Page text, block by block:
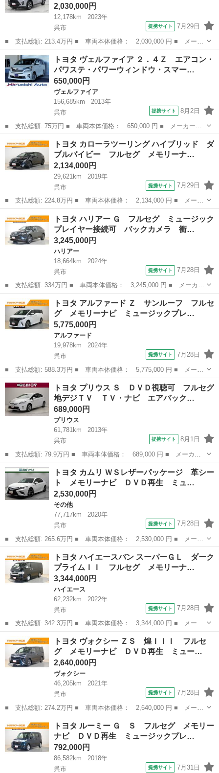
2,030,000円
12,178km
2023年
呉市
提携サイト 7月29日
■ 支払総額: 213.4万円 ■ 車両本体価格： 2,030,000 円 ■ メーカ
ー名： トヨタ ■ 車種名： ライズ ■ グレード名： Ｚ 衝突軽
減ブレ－キ サイドエアバック ワンオーナー車 キーフリ 運転席
助手席エ...
広島 呉市 トヨタ
トヨタ ヴェルファイア ２．４Ｚ エアコン・
パワステ・パワーウィンドウ・スマー…
650,000円
ヴェルファイア
156,685km
2013年
呉市
提携サイト 8月2日
■ 支払総額: 75万円 ■ 車両本体価格： 650,000 円 ■ メーカー
名： トヨタ ■ 車種名： ヴェルファイア ■ グレード名： ２．
４Ｚ エアコン・パワステ・パワーウィンドウ・スマートキー・両側
電動スライドドア...
呉市 ヴェルファイア
トヨタ カローラツーリング ハイブリッド ダ
ブルバイビー フルセグ メモリーナ…
2,134,000円
29,621km
2019年
呉市
提携サイト 7月29日
■ 支払総額: 224.8万円 ■ 車両本体価格： 2,134,000 円 ■ メーカ
ー名： トヨタ ■ 車種名： カローラツーリング ■ グレード
名： ハイブリッド ダブルバイビー フルセグ メモリーナビ ミ
ュージックプ...
呉市 トヨタ
トヨタ ハリアー Ｇ フルセグ ミュージック
プレイヤー接続可 バックカメラ 衝…
3,245,000円
ハリアー
18,664km
2024年
呉市
提携サイト 7月28日
■ 支払総額: 334万円 ■ 車両本体価格： 3,245,000 円 ■ メーカー
名： トヨタ ■ 車種名： ハリアー ■ グレード名： Ｇ フルセ
グ ミュージックプレイヤー接続可 バックカメラ 衝突被害軽減シ
ステム Ｅ...
呉市 ハリアー
トヨタ アルファード Ｚ サンルーフ フルセ
グ メモリーナビ ミュージックプレ…
5,775,000円
アルファード
19,978km
2024年
呉市
提携サイト 7月28日
■ 支払総額: 588.3万円 ■ 車両本体価格： 5,775,000 円 ■ メーカ
ー名： トヨタ ■ 車種名： アルファード ■ グレード名： Ｚ
サンルーフ フルセグ メモリーナビ ミュージックプレイヤー接続
可 後席...
広島 呉市 アルファード
トヨタ プリウス Ｓ ＤＶＤ視聴可 フルセグ
地デジＴＶ ＴＶ・ナビ エアバック…
689,000円
プリウス
61,781km
2013年
呉市
提携サイト 8月1日
■ 支払総額: 79.9万円 ■ 車両本体価格： 689,000 円 ■ メーカー
名： トヨタ ■ 車種名： プリウス ■ グレード名： Ｓ ＤＶＤ
視聴可 フルセグ地デジＴＶ ＴＶ・ナビ エアバック スマキ－
メモリーナビ...
広島 呉市 プリウス
トヨタ カムリ ＷＳレザーパッケージ 革シー
ト メモリーナビ ＤＶＤ再生 ミュ…
2,530,000円
その他
77,717km
2020年
呉市
提携サイト 7月28日
■ 支払総額: 265.6万円 ■ 車両本体価格： 2,530,000 円 ■ メーカ
ー名： トヨタ ■ 車種名： カムリ ■ グレード名： ＷＳレザー
パッケージ 革シート メモリーナビ ＤＶＤ再生 ミュージックプ
レイヤー...
呉市 その他
トヨタ ハイエースバン スーパーＧＬ ダーク
プライムＩＩ フルセグ メモリーナ…
3,344,000円
ハイエース
62,232km
2022年
呉市
提携サイト 7月28日
■ 支払総額: 342.3万円 ■ 車両本体価格： 3,344,000 円 ■ メーカ
ー名： トヨタ ■ 車種名： ハイエースバン ■ グレード名： ス
ーパーＧＬ ダークプライムＩＩ フルセグ メモリーナビ ＤＶＤ
再生 ミ...
呉市 ハイエース
トヨタ ヴォクシー ＺＳ 煌ＩＩＩ フルセ
グ メモリーナビ ＤＶＤ再生 ミュー…
2,640,000円
ヴォクシー
46,205km
2021年
呉市
提携サイト 7月28日
■ 支払総額: 274.2万円 ■ 車両本体価格： 2,640,000 円 ■ メーカ
ー名： トヨタ ■ 車種名： ヴォクシー ■ グレード名： ＺＳ
煌ＩＩＩ フルセグ メモリーナビ ＤＶＤ再生 ミュージックプレ
イヤー接...
呉市 ヴォクシー
トヨタ ルーミー Ｇ Ｓ フルセグ メモリー
ナビ ＤＶＤ再生 ミュージックプレ…
792,000円
86,582km
2018年
呉市
提携サイト 7月31日